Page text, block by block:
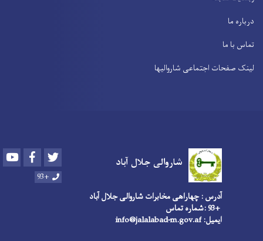
درباره ما
تماس با ما
لینک صفحات اجتماعی شاروالیها
شاروالی جلال آباد Youtube Facebook
+93
آدرس : چهاراهی مخابرات شاروالی جلال آباد
+93 :شماره تماس
ایمیل: info@jalalabad-m.gov.af